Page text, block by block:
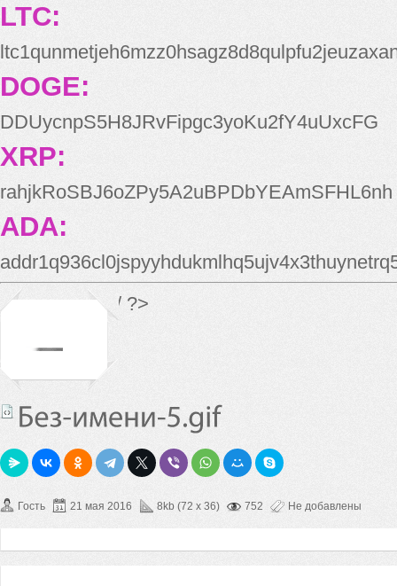
LTC:
DOGE:
DDUycnpS5H8JRvFipgc3yoKu2fY4uUxcFG
XRP:
rahjkRoSBJ6oZPy5A2uBPDbYEAmSFHL6nh
ADA:
*/ ?>
Гость 21 мая 2016 8kb (72 x 36) 752 Не добавлены